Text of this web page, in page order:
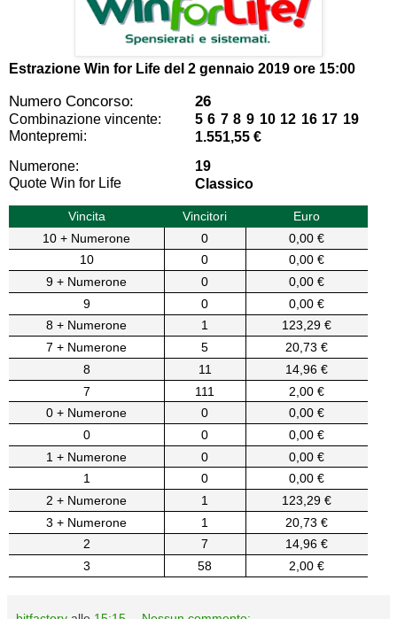
Estrazione Win for Life del 2 gennaio 2019 ore 15:00
Numero Concorso: 26
Combinazione vincente:
5 6 7 8 9 10 12 16 17 19
Montepremi:
1.551,55 €
Numerone:
19
Quote Win for Life
Classico
Vincita Vincitori
Euro
10 + Numerone
0
0,00 €
10
0
0,00 €
9 + Numerone
0
0,00 €
9
0
0,00 €
8 + Numerone
1
123,29 €
7 + Numerone
5
20,73 €
8
11
14,96 €
7
111
2,00 €
0 + Numerone
0
0,00 €
0
0
0,00 €
1 + Numerone
0
0,00 €
1
0
0,00 €
2 + Numerone
1
123,29 €
3 + Numerone
1
20,73 €
2
7
14,96 €
3
58 2,00 €